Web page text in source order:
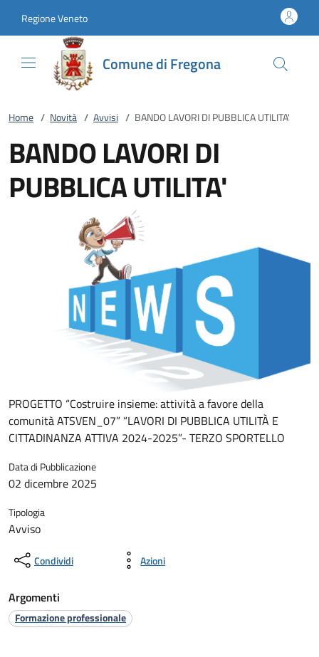
Regione Veneto
Comune di Fregona
Home / Novità / Avvisi / BANDO LAVORI DI PUBBLICA UTILITA'
BANDO LAVORI DI
PUBBLICA UTILITA'
PROGETTO “Costruire insieme: attività a favore della
comunità ATSVEN_07” “LAVORI DI PUBBLICA UTILITÀ E
CITTADINANZA ATTIVA 2024-2025”- TERZO SPORTELLO
Data di Pubblicazione
02 dicembre 2025
Tipologia
Avviso
Condividi Azioni
Argomenti
Formazione professionale